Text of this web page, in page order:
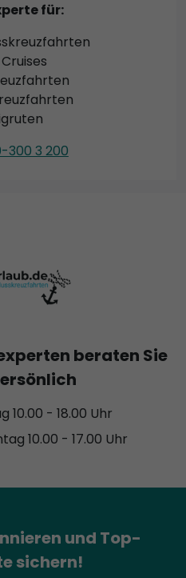
für:
300 3 200
beraten Sie
10.00 - 18.00 Uhr
10.00 - 17.00 Uhr
und Top-
sichern!